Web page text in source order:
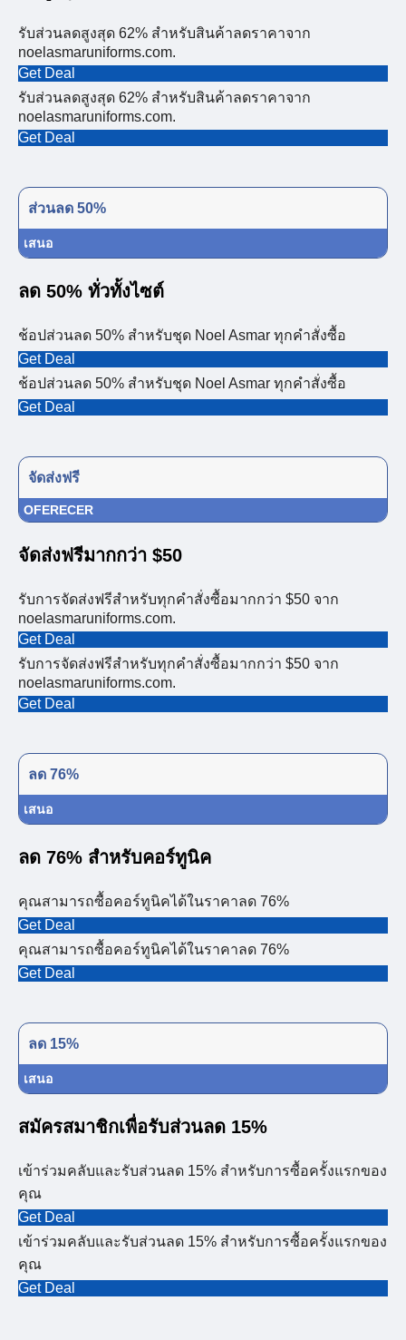
รับส่วนลดสูงสุด 62% สำหรับสินค้าลดราคาจาก
noelasmaruniforms.com.
Get Deal
รับส่วนลดสูงสุด 62% สำหรับสินค้าลดราคาจาก
noelasmaruniforms.com.
Get Deal
ส่วนลด 50%
เสนอ
ลด 50% ทั่วทั้งไซต์
ช้อปส่วนลด 50% สำหรับชุด Noel Asmar ทุกคำสั่งซื้อ
Get Deal
ช้อปส่วนลด 50% สำหรับชุด Noel Asmar ทุกคำสั่งซื้อ
Get Deal
จัดส่งฟรี
OFERECER
จัดส่งฟรีมากกว่า $50
รับการจัดส่งฟรีสำหรับทุกคำสั่งซื้อมากกว่า $50 จาก
noelasmaruniforms.com.
Get Deal
รับการจัดส่งฟรีสำหรับทุกคำสั่งซื้อมากกว่า $50 จาก
noelasmaruniforms.com.
Get Deal
ลด 76%
เสนอ
ลด 76% สำหรับคอร์ทูนิค
คุณสามารถซื้อคอร์ทูนิคได้ในราคาลด 76%
Get Deal
คุณสามารถซื้อคอร์ทูนิคได้ในราคาลด 76%
Get Deal
ลด 15%
เสนอ
สมัครสมาชิกเพื่อรับส่วนลด 15%
เข้าร่วมคลับและรับส่วนลด 15% สำหรับการซื้อครั้งแรกของ
คุณ
Get Deal
เข้าร่วมคลับและรับส่วนลด 15% สำหรับการซื้อครั้งแรกของ
คุณ
Get Deal